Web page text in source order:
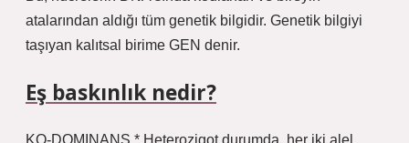
atalarından aldığı tüm genetik bilgidir. Genetik bilgiyi
taşıyan kalıtsal birime GEN denir.
Eş baskınlık nedir?
KO-DOMINANS * Heterozigot durumda, her iki alel